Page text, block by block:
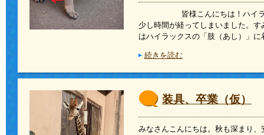
皆様こんにちは！ハイラ
少し時間が経ってしまいまし
はハイラックスの「肢（あし）」
続きを読む
装具、卒業（仮）
みなさんこんにちは。秋も深まり